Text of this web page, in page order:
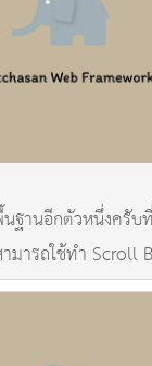
ฐานอีกตัวหนึ่งครั
มารถใช้ทำ Scroll
หยุดการ scroll